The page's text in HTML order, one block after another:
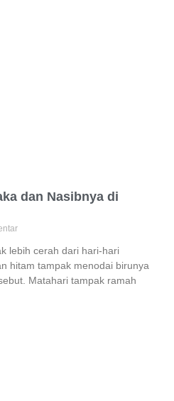
dan Nasibnya di
lebih cerah dari hari-hari
hitam tampak menodai birunya
Matahari tampak ramah